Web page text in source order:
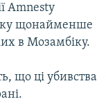
Amnesty
щонайменше
в Мозамбіку.
що ці убивства